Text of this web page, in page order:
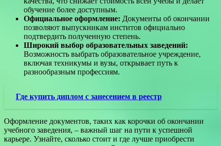
обучение более доступным.
Официальное оформление: Документы об окончании
позволяют выпускникам инститов официально
подтвердить полученную степень.
Широкий выбор образовательных заведений:
Возможность выбрать образовательное учреждение,
включая техникумы и вузы, открывает путь к
разнообразным профессиям.
Где купить диплом с занесением в реестр
Оформление документов, таких как корочки об окончании
учебного заведения, – важный шаг на пути к успешной
карьере. Узнайте, сколько стоит и где лучше приобрести